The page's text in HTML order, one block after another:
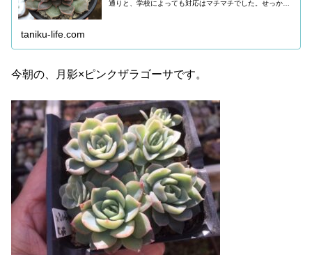
通りと、学校によっても対応はマチマチでした。せっかく
taniku-life.com
今朝の、月影×ピンクザラゴーサです。